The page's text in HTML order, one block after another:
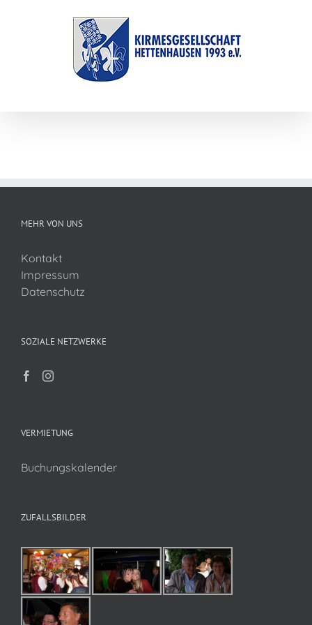
MEHR VON UNS
Kontakt
Impressum
Datenschutz
SOZIALE NETZWERKE
VERMIETUNG
Buchungskalender
ZUFALLSBILDER